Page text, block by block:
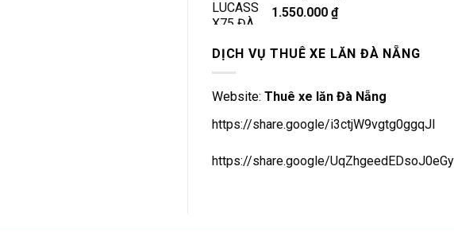
1.550.000 ₫
DỊCH VỤ THUÊ XE LĂN ĐÀ NẴNG
Website: Thuê xe lăn Đà Nẵng
https://share.google/i3ctjW9vgtg0ggqJl
https://share.google/UqZhgeedEDsoJ0eGy